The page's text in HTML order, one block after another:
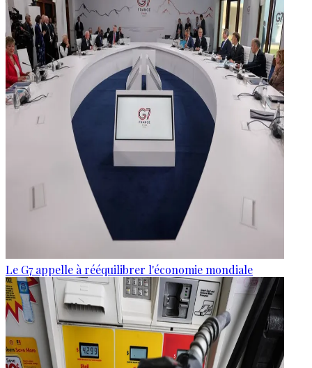
Le G7 appelle à rééquilibrer l'économie mondiale